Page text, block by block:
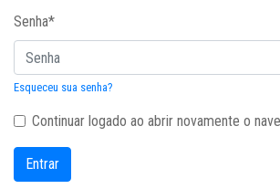
Senha*
Esqueceu sua senha?
Continuar logado ao abrir novamente o
Entrar